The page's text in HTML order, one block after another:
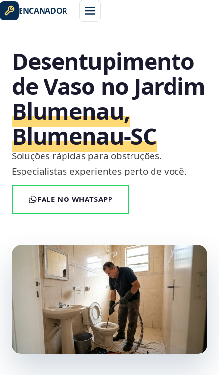
ENCANADOR
Desentupimento
de Vaso no Jardim
Blumenau,
Blumenau‑SC
Soluções rápidas para obstruções.
Especialistas experientes perto de você.
FALE NO WHATSAPP